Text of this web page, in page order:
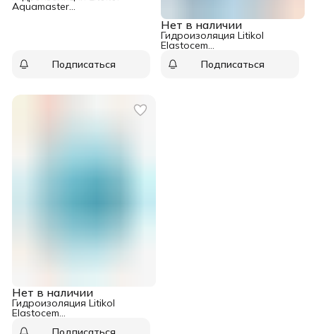
Aquamaster
Подписаться
Нет в наличии
Гидроизоляция Litikol
Elastocem
компонент А 24 кг
Подписаться
Нет в наличии
Гидроизоляция Litikol
Elastocem